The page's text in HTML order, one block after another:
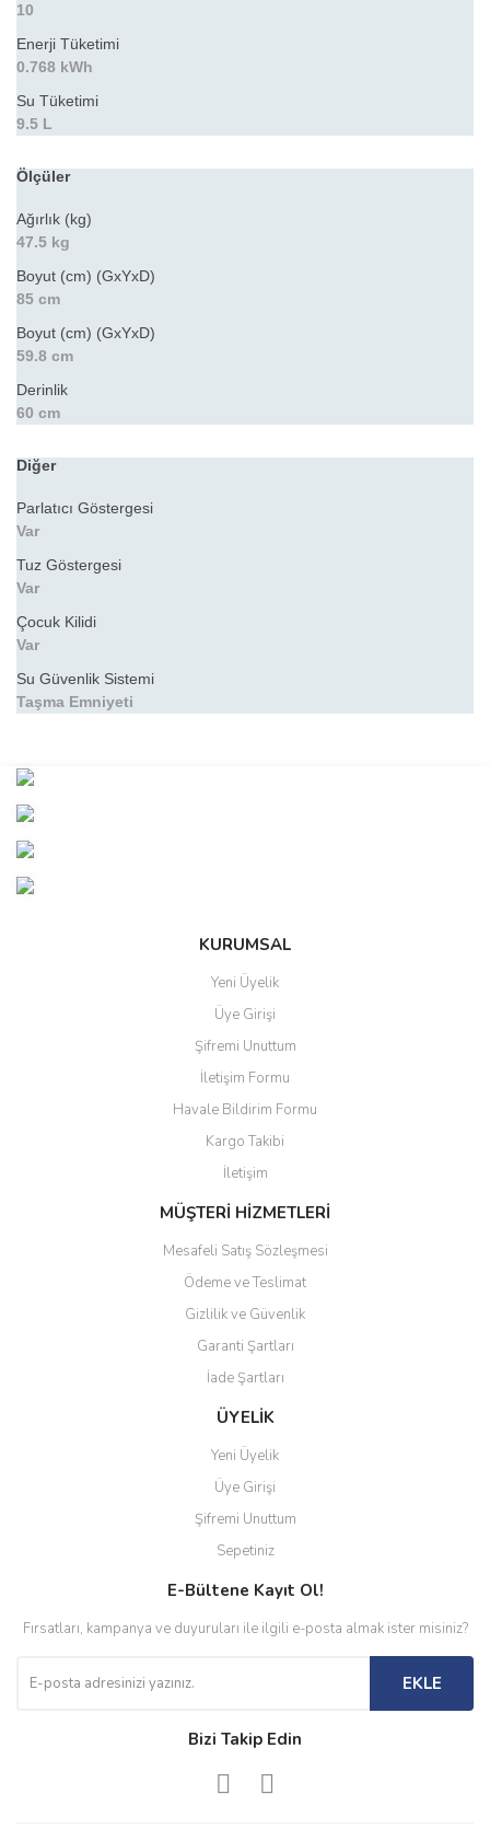
10
Enerji Tüketimi
0.768 kWh
Su Tüketimi
9.5 L
Ölçüler
Ağırlık (kg)
47.5 kg
Boyut (cm) (GxYxD)
85 cm
Boyut (cm) (GxYxD)
59.8 cm
Derinlik
60 cm
Diğer
Parlatıcı Göstergesi
Var
Tuz Göstergesi
Var
Çocuk Kilidi
Var
Su Güvenlik Sistemi
Taşma Emniyeti
konularda yetersiz gördüğünüz noktaları öneri formunu kullanarak
Görüş ve önerileriniz için teşekkür ederiz.
Ürün bilgilerinde hatalar bulunuyor.
Gönder
KURUMSAL
Yeni Üyelik
Üye Girişi
Şifremi Unuttum
İletişim Formu
Havale Bildirim Formu
Kargo Takibi
İletişim
MÜŞTERİ HİZMETLERİ
Mesafeli Satış Sözleşmesi
Ödeme ve Teslimat
Gizlilik ve Güvenlik
Garanti Şartları
İade Şartları
ÜYELİK
Yeni Üyelik
Üye Girişi
Şifremi Unuttum
Sepetiniz
E-Bültene Kayıt Ol!
Fırsatları, kampanya ve duyuruları ile ilgili e-posta almak ister misiniz?
EKLE
Bizi Takip Edin